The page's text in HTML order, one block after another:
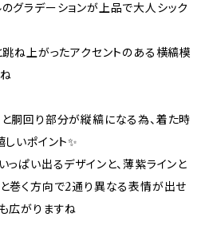
グラデーションが上品で大人シック
跳ね上がったアクセントのある横縞模
胴回り部分が縦縞になる為、着た時
しいポイント✨
っぱい出るデザインと、薄紫ラインと
巻く方向で2通り異なる表情が出せ
広がりますね